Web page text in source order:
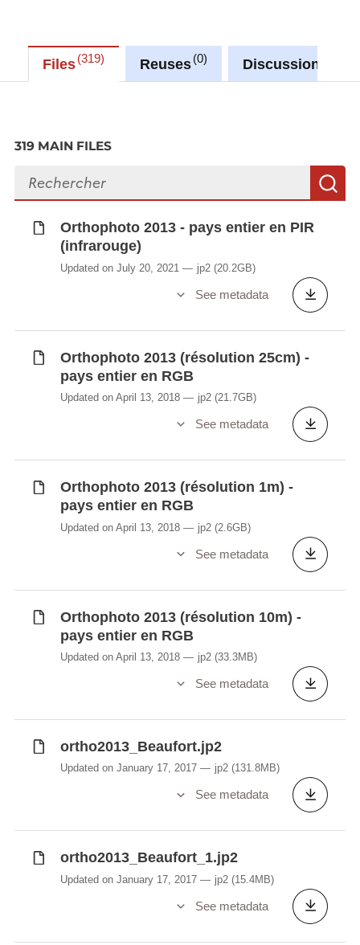
Files 319 Reuses 0 Discussions
319 MAIN FILES
Search files
Orthophoto 2013 - pays entier en PIR
(infrarouge)
Updated on July 20, 2021 jp2 (20.2GB)
See metadata
Orthophoto 2013 (résolution 25cm) -
pays entier en RGB
Updated on April 13, 2018 jp2 (21.7GB)
See metadata
Orthophoto 2013 (résolution 1m) -
pays entier en RGB
Updated on April 13, 2018 jp2 (2.6GB)
See metadata
Orthophoto 2013 (résolution 10m) -
pays entier en RGB
Updated on April 13, 2018 jp2 (33.3MB)
See metadata
ortho2013_Beaufort.jp2
Updated on January 17, 2017 jp2 (131.8MB)
See metadata
ortho2013_Beaufort_1.jp2
Updated on January 17, 2017 jp2 (15.4MB)
See metadata